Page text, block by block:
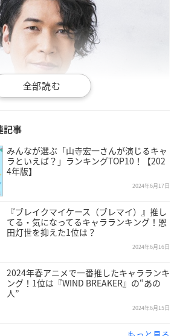
公式サイト
出身で現在マウスプロモーションに所属
校に通っていた際、偶然コンビニで見か
誌がきっかけで声優を志すことになった
記事
みんなが選ぶ「山寺宏一さんが演じるキャ
ラといえば？」ランキングTOP10！【202
4年版】
2024年6月17日
『ブレイクマイケース（ブレマイ）』推し
てる・気になってるキャラランキング！恩
田灯世を抑えた1位は？
2024年6月16日
2024年春アニメで一番推したキャラランキ
ング！1位は『WIND BREAKER』の“あの
人”
2024年6月15日